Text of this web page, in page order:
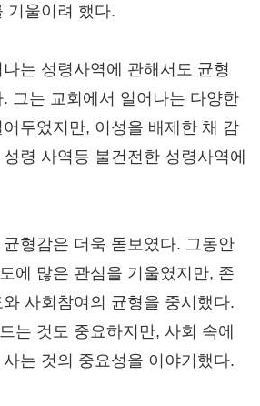
기울이려 했다.
는 성령사역에 관해서도 균형
그는 교회에서 일어나는 다양한
두었지만, 이성을 배제한 채 감
령 사역등 불건전한 성령사역에
형감은 더욱 돋보였다. 그동안
에 많은 관심을 기울였지만, 존
사회참여의 균형을 중시했다.
는 것도 중요하지만, 사회 속에
는 것의 중요성을 이야기했다.